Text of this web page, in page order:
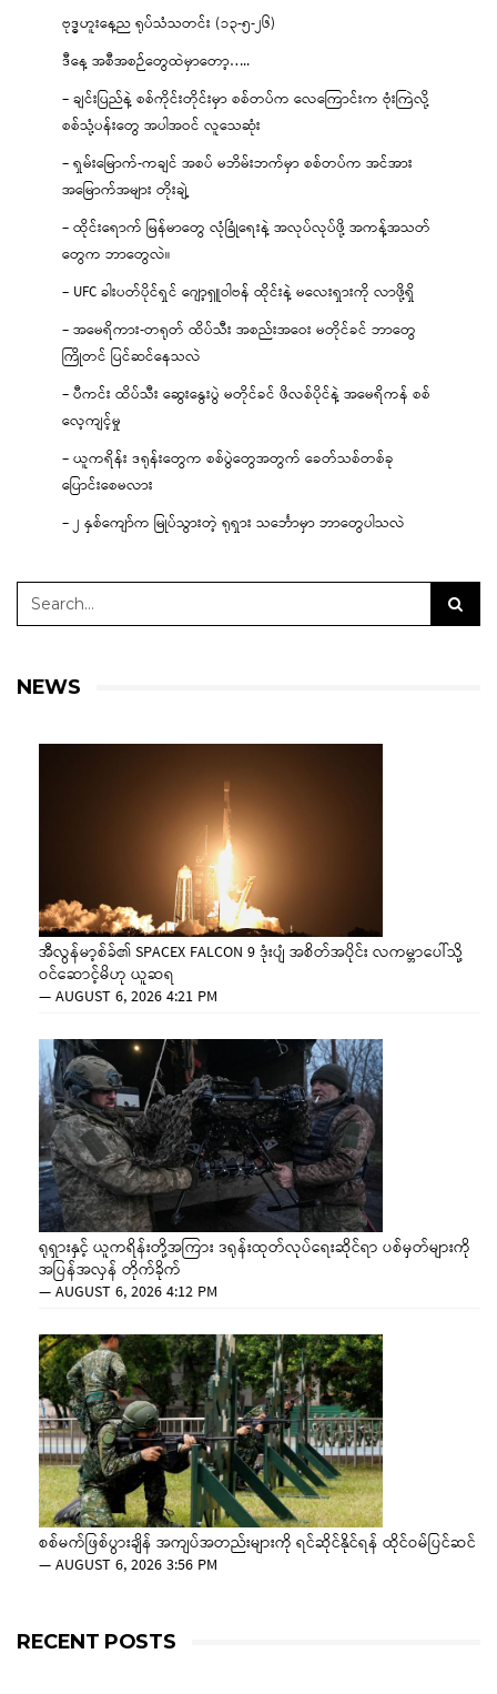
ဗုဒ္ဓဟူးနေ့ည ရုပ်သံသတင်း (၁၃-၅-၂၆)
ဒီနေ့ အစီအစဉ်တွေထဲမှာတော့…..
– ချင်းပြည်နဲ့ စစ်ကိုင်းတိုင်းမှာ စစ်တပ်က လေကြောင်းက ဗုံးကြဲလို့
စစ်သုံ့ပန်းတွေ အပါအဝင် လူသေဆုံး
– ရှမ်းမြောက်-ကချင် အစပ် မဘိမ်းဘက်မှာ စစ်တပ်က အင်အား
အမြောက်အများ တိုးချဲ့
– ထိုင်းရောက် မြန်မာတွေ လုံခြုံရေးနဲ့ အလုပ်လုပ်ဖို့ အကန့်အသတ်
တွေက ဘာတွေလဲ။
– UFC ခါးပတ်ပိုင်ရှင် ဂျော့ရှူဝါဗန် ထိုင်းနဲ့ မလေးရှားကို လာဖို့ရှိ
– အမေရိကား-တရုတ် ထိပ်သီး အစည်းအဝေး မတိုင်ခင် ဘာတွေ
ကြိုတင် ပြင်ဆင်နေသလဲ
– ပီကင်း ထိပ်သီး ဆွေးနွေးပွဲ မတိုင်ခင် ဖိလစ်ပိုင်နဲ့ အမေရိကန် စစ်
လေ့ကျင့်မှု
– ယူကရိန်း ဒရုန်းတွေက စစ်ပွဲတွေအတွက် ခေတ်သစ်တစ်ခု
ပြောင်းစေမလား
– ၂ နှစ်ကျော်က မြုပ်သွားတဲ့ ရုရှား သင်္ဘောမှာ ဘာတွေပါသလဲ
NEWS
အီလွန်မာ့စ်ခ်၏ SPACEX FALCON 9 ဒုံးပျံ အစိတ်အပိုင်း လကမ္ဘာပေါ်သို့
ဝင်ဆောင့်မိဟု ယူဆရ
—AUGUST 6, 2026 4:21 PM
ရုရှားနှင့် ယူကရိန်းတို့အကြား ဒရုန်းထုတ်လုပ်ရေးဆိုင်ရာ ပစ်မှတ်များကို
အပြန်အလှန် တိုက်ခိုက်
—AUGUST 6, 2026 4:12 PM
စစ်မက်ဖြစ်ပွားချိန် အကျပ်အတည်းများကို ရင်ဆိုင်နိုင်ရန် ထိုင်ဝမ်ပြင်ဆင်
—AUGUST 6, 2026 3:56 PM
RECENT POSTS